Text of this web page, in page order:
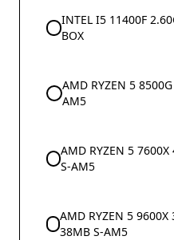
INTEL I5 11400F
BOX
AMD RYZEN 5
AM5
AMD RYZEN 5
S-AM5
AMD RYZEN 5 9600X
38MB S-AM5